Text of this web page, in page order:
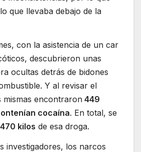
que llevaba debajo de la
con la asistencia de un car
descubrieron unas
ocultas detrás de bidones
Y al revisar el
mismas encontraron 449
cocaína. En total, se
kilos de esa droga.
investigadores, los narcos